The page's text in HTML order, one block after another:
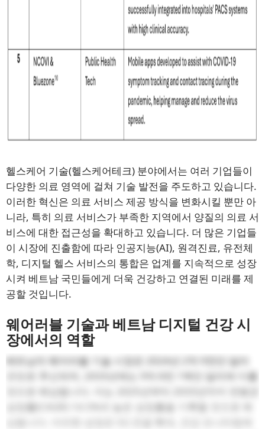
헬스케어 기술(헬스케어테크) 분야에서는 여러 기업들이
다양한 의료 영역에 걸쳐 기술 발전을 주도하고 있습니다.
이러한 혁신은 의료 서비스 제공 방식을 변화시킬 뿐만 아
니라, 특히 의료 서비스가 부족한 지역에서 양질의 의료 서
비스에 대한 접근성을 확대하고 있습니다. 더 많은 기업들
이 시장에 진출함에 따라 인공지능(AI), 원격진료, 유전체
학, 디지털 헬스 서비스의 통합은 업계를 지속적으로 성장
시켜 베트남 국민들에게 더욱 건강하고 연결된 미래를 제
공할 것입니다.
웨어러블 기술과 베트남 디지털 건강 시
장에서의 역할
베트남의 웨어러블 기술 시장은 2024년 2억 9천만 달러
규모로 추산되며, 2033년에는 9억 8천 1백만 달러에 이를
것으로 예상됩니다. 이는 2025년부터 2033년까지 연평균
성장률(CAGR) 14.5%의 높은 성장률을 기록할 것으로 예